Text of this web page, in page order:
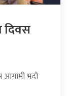
दिवस
आगामी भदौ